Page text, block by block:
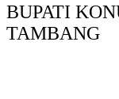
BUPATI
TAMBANG